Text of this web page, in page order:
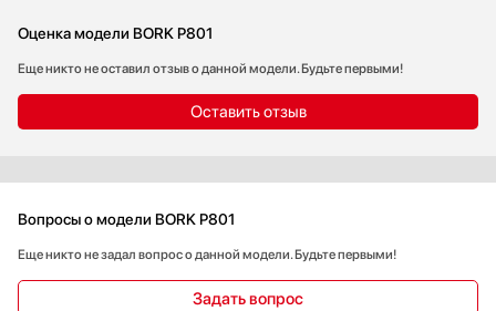
Оценка модели BORK P801
Еще никто не оставил отзыв о данной модели. Будьте первыми!
Оставить отзыв
Вопросы о модели BORK P801
Еще никто не задал вопрос о данной модели. Будьте первыми!
Задать вопрос